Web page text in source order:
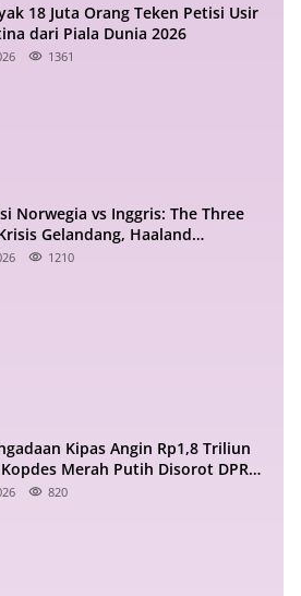
18 Juta Orang Teken Petisi Usir
dari Piala Dunia 2026
1361
Norwegia vs Inggris: The Three
Gelandang, Haaland
1210
Kipas Angin Rp1,8 Triliun
Merah Putih Disorot DPR
820